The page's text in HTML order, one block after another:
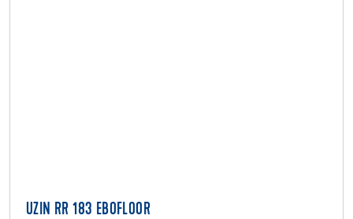
UZIN RR 183 EBOFLOOR